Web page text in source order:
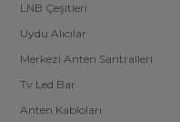
LNB Çeşitleri
Uydu Alıcılar
Merkezi Anten Santralleri
Tv Led Bar
Anten Kabloları